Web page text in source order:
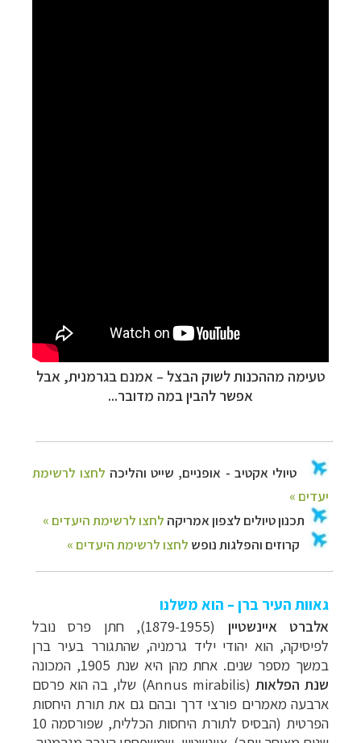
טעימה מההכנות לשוק הבצל – אמנם בגרמנית, אבל
אפשר להבין במה מדובר...
גאוות העיר ברן – הוא משלנו
אלברט איינשטיין
(1879-1955), חתן פרס נובל
לפיסיקה, הוא יהודי יליד גרמניה, שהתגורר בעיר ברן
במשך מספר שנים. אחת מהן היא שנת 1905, המכונה
שנת הפלאות (
Annus mirabilis) שלו, בה הוא פרסם
ארבעה מאמרים פורצי דרך ובהם גם את תורת היחסות
הפרטית (הבסיס לתורת היחסות הכללית, שפורסמה 10